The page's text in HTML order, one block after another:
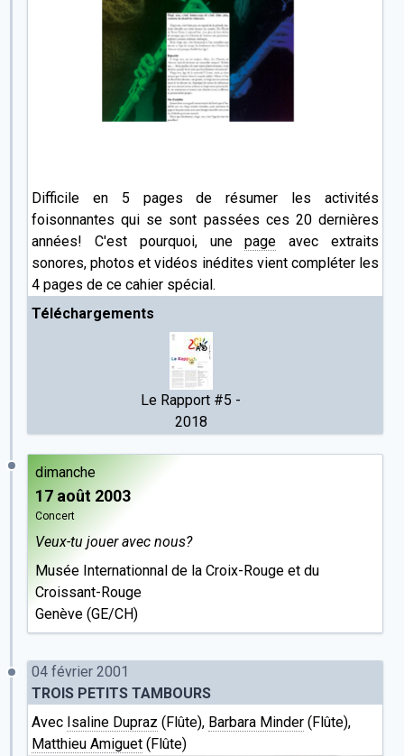
Difficile en 5 pages de résumer les activités
foisonnantes qui se sont passées ces 20 dernières
années! C'est pourquoi, unepage avec extraits
sonores, photos et vidéos inédites vient compléter les
4 pages de ce cahier spécial.
Téléchargements
Le Rapport #5 -
2018
dimanche
17 août 2003
Concert
Veux-tu jouer avec nous?
Musée Internationnal de la Croix-Rouge et du
Croissant-Rouge
Genève (GE/CH)
04 février 2001
TROIS PETITS TAMBOURS
Avec Isaline Dupraz (Flûte), Barbara Minder (Flûte),
Matthieu Amiguet (Flûte)